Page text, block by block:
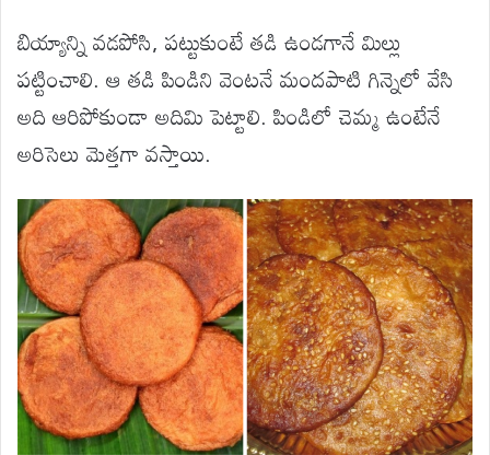
బియ్యాన్ని వడపోసి, పట్టుకుంటే తడి ఉండగానే మిల్లు
పట్టించాలి. ఆ తడి పిండిని వెంటనే మందపాటి గిన్నెలో వేసి
అది ఆరిపోకుండా అదిమి పెట్టాలి. పిండిలో చెమ్మ ఉంటేనే
అరిసెలు మెత్తగా వస్తాయి.